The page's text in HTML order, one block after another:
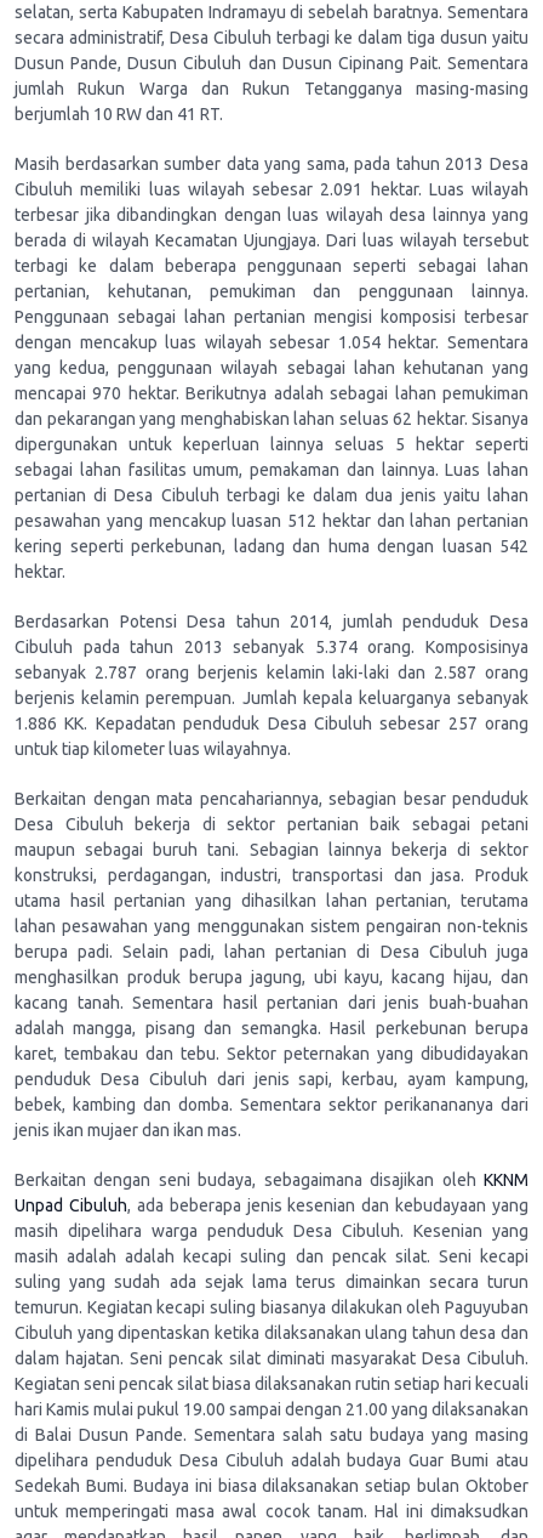
selatan, serta Kabupaten Indramayu di sebelah baratnya. Sementara
secara administratif, Desa Cibuluh terbagi ke dalam tiga dusun yaitu
Dusun Pande, Dusun Cibuluh dan Dusun Cipinang Pait. Sementara
jumlah Rukun Warga dan Rukun Tetangganya masing-masing
berjumlah 10 RW dan 41 RT.
Masih berdasarkan sumber data yang sama, pada tahun 2013 Desa
Cibuluh memiliki luas wilayah sebesar 2.091 hektar. Luas wilayah
terbesar jika dibandingkan dengan luas wilayah desa lainnya yang
berada di wilayah Kecamatan Ujungjaya. Dari luas wilayah tersebut
terbagi ke dalam beberapa penggunaan seperti sebagai lahan
pertanian, kehutanan, pemukiman dan penggunaan lainnya.
Penggunaan sebagai lahan pertanian mengisi komposisi terbesar
dengan mencakup luas wilayah sebesar 1.054 hektar. Sementara
yang kedua, penggunaan wilayah sebagai lahan kehutanan yang
mencapai 970 hektar. Berikutnya adalah sebagai lahan pemukiman
dan pekarangan yang menghabiskan lahan seluas 62 hektar. Sisanya
dipergunakan untuk keperluan lainnya seluas 5 hektar seperti
sebagai lahan fasilitas umum, pemakaman dan lainnya. Luas lahan
pertanian di Desa Cibuluh terbagi ke dalam dua jenis yaitu lahan
pesawahan yang mencakup luasan 512 hektar dan lahan pertanian
kering seperti perkebunan, ladang dan huma dengan luasan 542
hektar.
Berdasarkan Potensi Desa tahun 2014, jumlah penduduk Desa
Cibuluh pada tahun 2013 sebanyak 5.374 orang. Komposisinya
sebanyak 2.787 orang berjenis kelamin laki-laki dan 2.587 orang
berjenis kelamin perempuan. Jumlah kepala keluarganya sebanyak
1.886 KK. Kepadatan penduduk Desa Cibuluh sebesar 257 orang
untuk tiap kilometer luas wilayahnya.
Berkaitan dengan mata pencahariannya, sebagian besar penduduk
Desa Cibuluh bekerja di sektor pertanian baik sebagai petani
maupun sebagai buruh tani. Sebagian lainnya bekerja di sektor
konstruksi, perdagangan, industri, transportasi dan jasa. Produk
utama hasil pertanian yang dihasilkan lahan pertanian, terutama
lahan pesawahan yang menggunakan sistem pengairan non-teknis
berupa padi. Selain padi, lahan pertanian di Desa Cibuluh juga
menghasilkan produk berupa jagung, ubi kayu, kacang hijau, dan
kacang tanah. Sementara hasil pertanian dari jenis buah-buahan
adalah mangga, pisang dan semangka. Hasil perkebunan berupa
karet, tembakau dan tebu. Sektor peternakan yang dibudidayakan
penduduk Desa Cibuluh dari jenis sapi, kerbau, ayam kampung,
bebek, kambing dan domba. Sementara sektor perikanananya dari
jenis ikan mujaer dan ikan mas.
Berkaitan dengan seni budaya, sebagaimana disajikan oleh KKNM
Unpad Cibuluh, ada beberapa jenis kesenian dan kebudayaan yang
masih dipelihara warga penduduk Desa Cibuluh. Kesenian yang
masih adalah adalah kecapi suling dan pencak silat. Seni kecapi
suling yang sudah ada sejak lama terus dimainkan secara turun
temurun. Kegiatan kecapi suling biasanya dilakukan oleh Paguyuban
Cibuluh yang dipentaskan ketika dilaksanakan ulang tahun desa dan
dalam hajatan. Seni pencak silat diminati masyarakat Desa Cibuluh.
Kegiatan seni pencak silat biasa dilaksanakan rutin setiap hari kecuali
hari Kamis mulai pukul 19.00 sampai dengan 21.00 yang dilaksanakan
di Balai Dusun Pande. Sementara salah satu budaya yang masing
dipelihara penduduk Desa Cibuluh adalah budaya Guar Bumi atau
Sedekah Bumi. Budaya ini biasa dilaksanakan setiap bulan Oktober
untuk memperingati masa awal cocok tanam. Hal ini dimaksudkan